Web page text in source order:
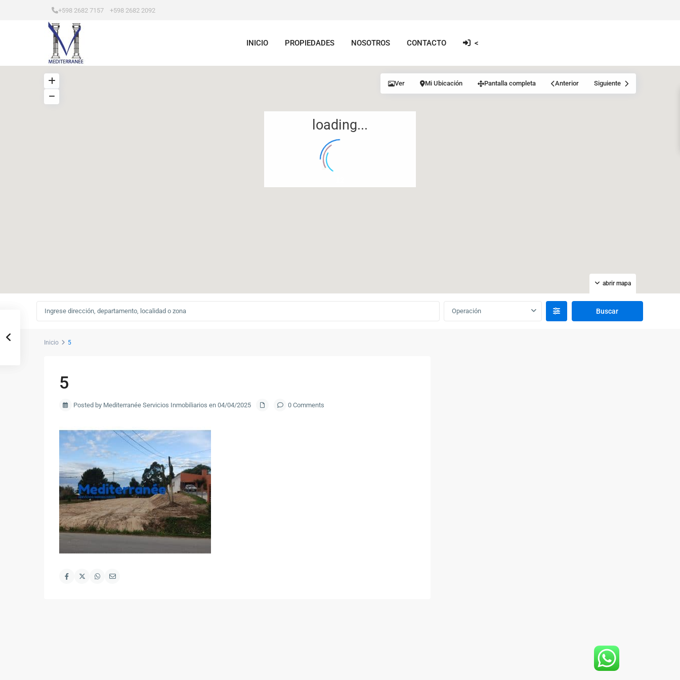
+598 2682 7157 +598 2682 2092
INICIO PROPIEDADES NOSOTROS CONTACTO <
loading...
abrir mapa
Ver Mi Ubicación Pantalla completa Anterior Siguiente
Operación
Inicio 5
5
Posted by Mediterranée Servicios Inmobiliarios en 04/04/2025 0 Comments